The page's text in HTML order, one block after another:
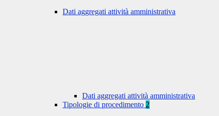
Dati aggregati attività amministrativa
Dati aggregati attività amministrativa
Tipologie di procedimento 2